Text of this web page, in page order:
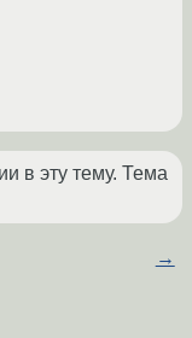
в эту тему. Тема
→